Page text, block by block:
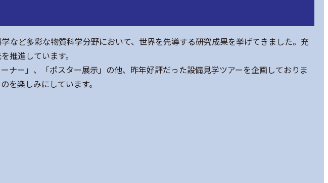
ど多彩な物質科学分野において、世界を先導する研究成果を挙げてきました。充
推進しています。
ー」、「ポスター展示」の他、昨年好評だった設備見学ツアーを企画しておりま
を楽しみにしています。